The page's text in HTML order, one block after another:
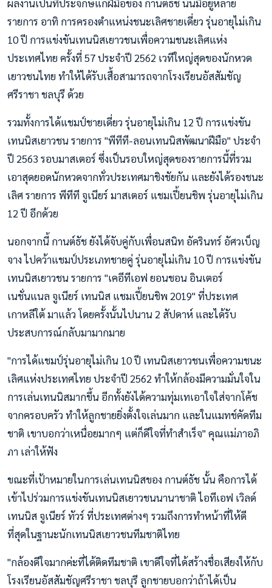
ผลงานเป็นที่ประจักษ์แก่ฝีมือของ กานต์ธัช นั้นมีอยู่หลาย
รายการ อาทิ การครองตำแหน่งชนะเลิศชายเดี่ยว รุ่นอายุไม่เกิน
10 ปี การแข่งขันเทนนิสเยาวชนเพื่อความชนะเลิศแห่ง
ประเทศไทย ครั้งที่ 57 ประจำปี 2562 เวทีใหญ่สุดของนักหวด
เยาวชนไทย ทำให้ได้รับเสื้อสามารถจากโรงเรียนอัสสัมชัญ
ศรีราชา ชลบุรี ด้วย
รวมทั้งการได้แชมป์ชายเดี่ยว รุ่นอายุไม่เกิน 12 ปี การแข่งขัน
เทนนิสเยาวชน รายการ "พีทีที-ลอนเทนนิสพัฒนาฝีมือ" ประจำ
ปี 2563 รอบมาสเตอร์ ซึ่งเป็นรอบใหญ่สุดของรายการนี้ที่รวม
เอาสุดยอดนักหวดจากทั่วประเทศมาชิงชัยกัน และยังได้รองชนะ
เลิศ รายการ พีทีที จูเนียร์ มาสเตอร์ แชมเปี้ยนชิพ รุ่นอายุไม่เกิน
12 ปี อีกด้วย
นอกจากนี้ กานต์ธัช ยังได้จับคู่กับเพื่อนสนิท อัครินทร์ อัศวเบ็ญ
จาง ไปคว้าแชมป์ประเภทชายคู่ รุ่นอายุไม่เกิน 10 ปี การแข่งขัน
เทนนิสเยาวชน รายการ "เคอีทีเอฟ ยอนชอน อินเตอร์
เนชั่นแนล จูเนียร์ เทนนิส แชมเปี้ยนชิพ 2019" ที่ประเทศ
เกาหลีใต้ มาแล้ว โดยครั้งนั้นไปนาน 2 สัปดาห์ และได้รับ
ประสบการณ์กลับมามากมาย
"การได้แชมป์รุ่นอายุไม่เกิน 10 ปี เทนนิสเยาวชนเพื่อความชนะ
เลิศแห่งประเทศไทย ประจำปี 2562 ทำให้กล้องมีความมั่นใจใน
การเล่นเทนนิสมากขึ้น อีกทั้งยังได้ความทุ่มเทเอาใจใส่จากโค้ช
จากครอบครัว ทำให้ลูกชายยิ่งตั้งใจเล่นมาก และในแมทช์คัดทีม
ชาติ เขาบอกว่าเหนื่อยมากๆ แต่ก็ดีใจที่ทำสำเร็จ" คุณแม่ภาอภิ
ภา เล่าให้ฟัง
ขณะที่เป้าหมายในการเล่นเทนนิสของ กานต์ธัช นั้น คือการได้
เข้าไปร่วมการแข่งขันเทนนิสเยาวชนนานาชาติ ไอทีเอฟ เวิลด์
เทนนิส จูเนียร์ ทัวร์ ที่ประเทศต่างๆ รวมถึงการทำหน้าที่ให้ดี
ที่สุดในฐานะนักเทนนิสเยาวชนทีมชาติไทย
"กล้องดีใจมากค่ะที่ได้ติดทีมชาติ เขาดีใจที่ได้สร้างชื่อเสียงให้กับ
โรงเรียนอัสสัมชัญศรีราชา ชลบุรี ลูกชายบอกว่าถ้าได้เป็น